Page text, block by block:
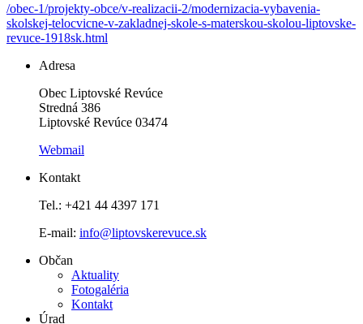
/obec-1/projekty-obce/v-realizacii-2/modernizacia-vybavenia-
skolskej-telocvicne-v-zakladnej-skole-s-materskou-skolou-liptovske-
revuce-1918sk.html
Adresa
Obec Liptovské Revúce
Stredná 386
Liptovské Revúce 03474
Webmail
Kontakt
Tel.: +421 44 4397 171
E-mail: info@liptovskerevuce.sk
Občan
Aktuality
Fotogaléria
Kontakt
Úrad